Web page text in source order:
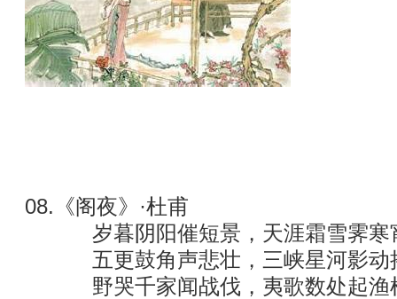
08.《阁夜》·杜甫
岁暮阴阳催短景，天涯霜雪霁寒
五更鼓角声悲壮，三峡星河影动
野哭千家闻战伐，夷歌数处起渔